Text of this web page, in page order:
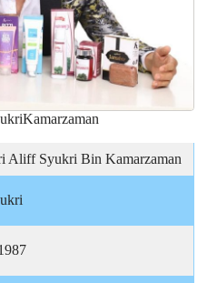
Aliff Syukri Bin Kamarzaman